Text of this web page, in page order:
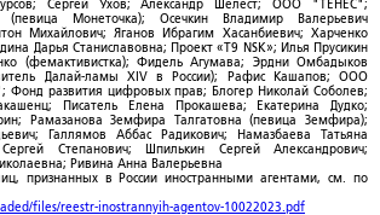
Сергей Ухов; Александр Шелест; ООО "ТЕНЕС";
(певица Монеточка); Осечкин Владимир Валерьевич
Михайлович; Яганов Ибрагим Хасанбиевич; Харченко
Дарья Станиславовна; Проект «T9 NSK»; Илья Прусикин
(фемактивистка); Фидель Агумава; Эрдни Омбадыков
Далай-ламы XIV в России); Рафис Кашапов; ООО
Фонд развития цифровых прав; Блогер Николай Соболев;
Писатель Елена Прокашева; Екатерина Дудко;
Рамазанова Земфира Талгатовна (певица Земфира);
Галлямов Аббас Радикович; Намазбаева Татьяна
Степанович; Шпилькин Сергей Александрович;
Ривина Анна Валерьевна
признанных в России иностранными агентами, см. по
files/reestr-inostrannyih-agentov-10022023.pdf